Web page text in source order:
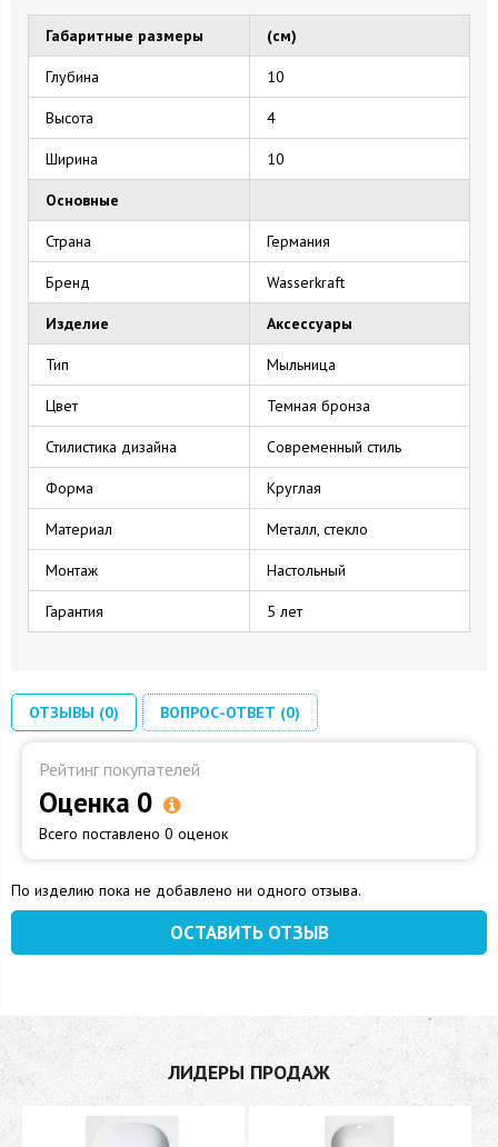
Габаритные размеры (см)
Глубина 10
Высота 4
Ширина 10
Основные
Страна Германия
Бренд Wasserkraft
Изделие Аксессуары
Тип Мыльница
Цвет Темная бронза
Стилистика дизайна Современный стиль
Форма Круглая
Материал Металл, стекло
Монтаж Настольный
Гарантия 5 лет
ОТЗЫВЫ (0) ВОПРОС-ОТВЕТ (0)
Рейтинг покупателей
Оценка 0
Всего поставлено 0 оценок
По изделию пока не добавлено ни одного отзыва.
ОСТАВИТЬ ОТЗЫВ
ЛИДЕРЫ ПРОДАЖ